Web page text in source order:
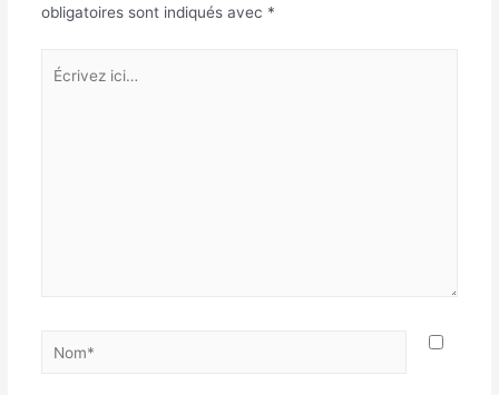
obligatoires sont indiqués avec *
Écrivez
Nom*